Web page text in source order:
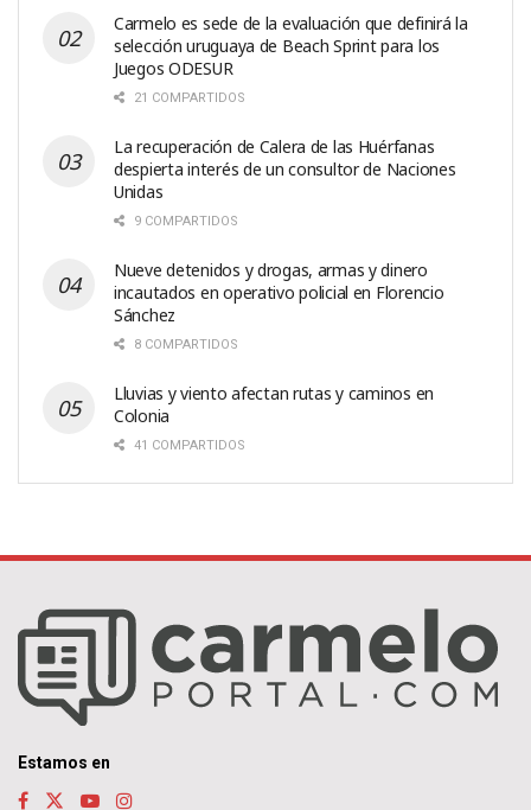
Carmelo es sede de la evaluación que definirá la
selección uruguaya de Beach Sprint para los
Juegos ODESUR
21 COMPARTIDOS
La recuperación de Calera de las Huérfanas
despierta interés de un consultor de Naciones
Unidas
9 COMPARTIDOS
Nueve detenidos y drogas, armas y dinero
incautados en operativo policial en Florencio
Sánchez
8 COMPARTIDOS
Lluvias y viento afectan rutas y caminos en
Colonia
41 COMPARTIDOS
Estamos en